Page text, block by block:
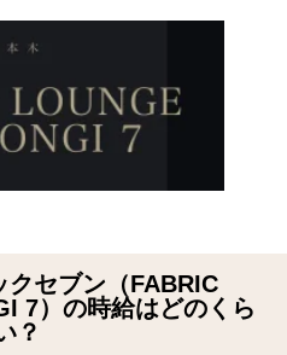
クセブン（FABRIC
7）の時給はどのくら
？